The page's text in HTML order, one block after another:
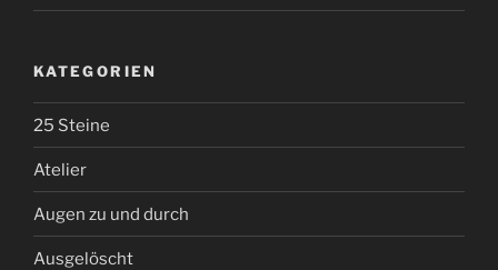
KATEGORIEN
25 Steine
Atelier
Augen zu und durch
Ausgelöscht